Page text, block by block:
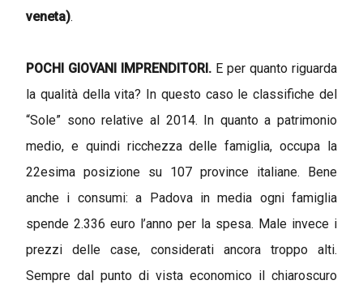
veneta).
POCHI GIOVANI IMPRENDITORI. E per quanto riguarda
la qualità della vita? In questo caso le classifiche del
“Sole” sono relative al 2014. In quanto a patrimonio
medio, e quindi ricchezza delle famiglia, occupa la
22esima posizione su 107 province italiane. Bene
anche i consumi: a Padova in media ogni famiglia
spende 2.336 euro l’anno per la spesa. Male invece i
prezzi delle case, considerati ancora troppo alti.
Sempre dal punto di vista economico il chiaroscuro